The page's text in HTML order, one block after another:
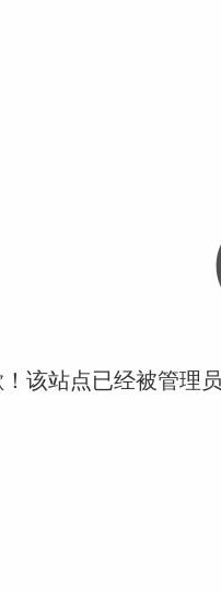
该站点已经被管理